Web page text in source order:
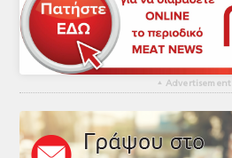
▴ Advertisement